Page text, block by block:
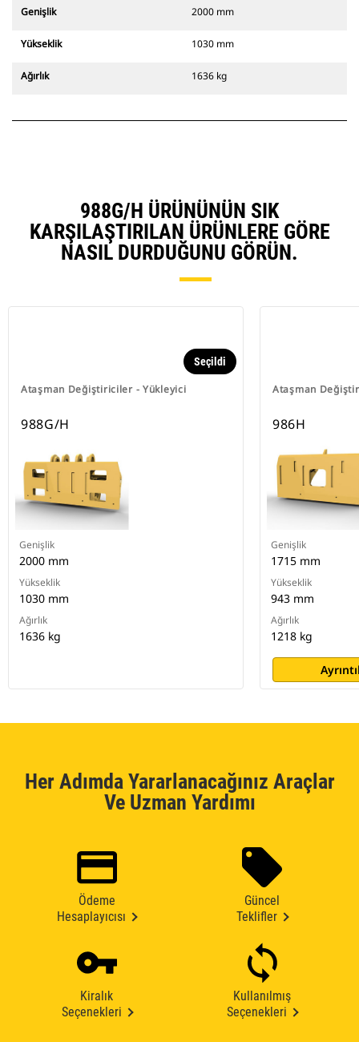
Genişlik 2000 mm
Yükseklik 1030 mm
Ağırlık 1636 kg
988G/H ÜRÜNÜNÜN SIK
KARŞILAŞTIRILAN ÜRÜNLERE GÖRE
NASIL DURDUĞUNU GÖRÜN.
Ataşman Değiştiriciler - Yükleyici
Seçildi
988G/H
Genişlik
2000 mm
Yükseklik
1030 mm
Ağırlık
1636 kg
Ataşman
986H
Genişlik
1715 mm
Yükseklik
943 mm
Ağırlık
1218 kg
Her Adımda Yararlanacağınız Araçlar
Ve Uzman Yardımı
Ödeme
Hesaplayıcısı
Güncel
Teklifler
Kiralık
Seçenekleri
Kullanılmış
Seçenekleri